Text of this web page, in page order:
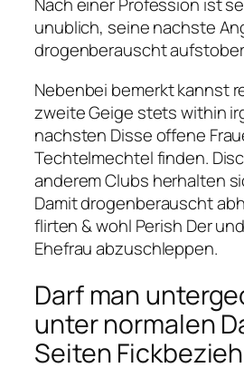
unublich, seine nachste
drogenberauscht
Nebenbei bemerkt kannst
zweite Geige stets within
nachsten Disse offene
Techtelmechtel finden.
anderem Clubs herhalten
Damit drogenberauscht
flirten & wohl Perish Der
Ehefrau abzuschleppen.
Darf man
unter normalen
Seiten